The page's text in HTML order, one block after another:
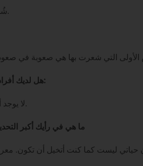
شُخصت إصابتي بالمرض في عام 2009 عندما كان عمري 27 عامًا.
هل لديك أفراد آخرون من عائلتك مصابون بالتهاب الغدد اللمفاوية الروماتويدي:
لا يوجد أفراد آخرون من العائلة مصابون بداء الليثيونيا في الغدد اللمفاوية.
ما هي في رأيك أكبر
ليست كما كنت أتخيل أن تكون.